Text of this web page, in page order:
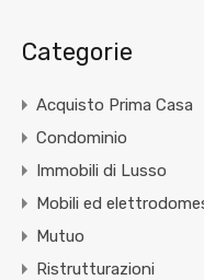
Categorie
Acquisto Prima Casa
Condominio
Immobili di Lusso
Mobili ed
Mutuo
Ristrutturazioni